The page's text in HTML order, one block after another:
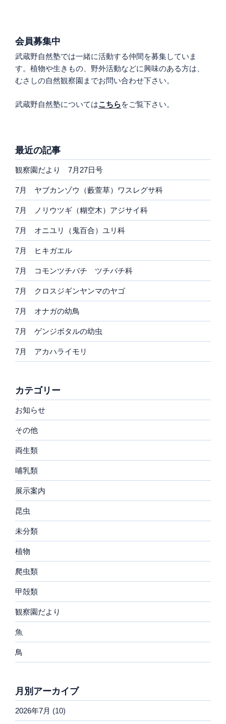
会員募集中
武蔵野自然塾では一緒に活動する仲間を募集していま
す。植物や生きもの、野外活動などに興味のある方は、
むさしの自然観察園までお問い合わせ下さい。
武蔵野自然塾についてはこちらをご覧下さい。
最近の記事
観察園だより 7月27日号
7月 ヤブカンゾウ（藪萱草）ワスレグサ科
7月 ノリウツギ（糊空木）アジサイ科
7月 オニユリ（鬼百合）ユリ科
7月 ヒキガエル
7月 コモンツチバチ ツチバチ科
7月 クロスジギンヤンマのヤゴ
7月 オナガの幼鳥
7月 ゲンジボタルの幼虫
7月 アカハライモリ
カテゴリー
お知らせ
その他
両生類
哺乳類
展示案内
昆虫
未分類
植物
爬虫類
甲殻類
観察園だより
魚
鳥
月別アーカイブ
2026年7月 (10)